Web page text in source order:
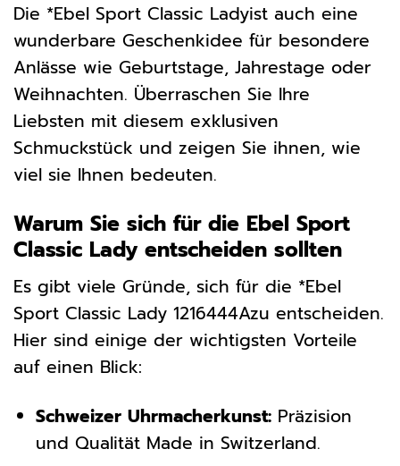
Die *Ebel Sport Classic Ladyist auch eine
wunderbare Geschenkidee für besondere
Anlässe wie Geburtstage, Jahrestage oder
Weihnachten. Überraschen Sie Ihre
Liebsten mit diesem exklusiven
Schmuckstück und zeigen Sie ihnen, wie
viel sie Ihnen bedeuten.
Warum Sie sich für die Ebel Sport
Classic Lady entscheiden sollten
Es gibt viele Gründe, sich für die *Ebel
Sport Classic Lady 1216444Azu entscheiden.
Hier sind einige der wichtigsten Vorteile
auf einen Blick:
Schweizer Uhrmacherkunst:Präzision
und Qualität Made in Switzerland.